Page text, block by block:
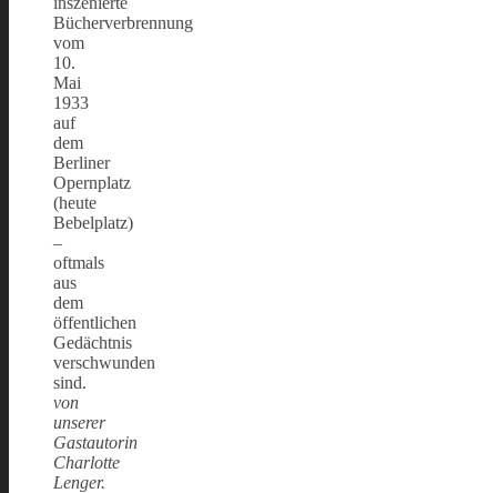
Bücherverbrennung
vom
10.
Mai
1933
auf
dem
Berliner
Opernplatz
(heute
Bebelplatz)
–
oftmals
aus
dem
öffentlichen
Gedächtnis
verschwunden
sind.
von
unserer
Gastautorin
Charlotte
Lenger.